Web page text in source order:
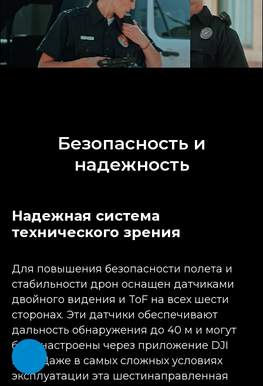
Безопасность и
надежность
Надежная система
технического зрения
Для повышения безопасности полета и
стабильности дрон оснащен датчиками
двойного видения и ToF на всех шести
сторонах. Эти датчики обеспечивают
дальность обнаружения до 40 м и могут
быть настроены через приложение DJI
Pilot. Даже в самых сложных условиях
эксплуатации эта шестинаправленная